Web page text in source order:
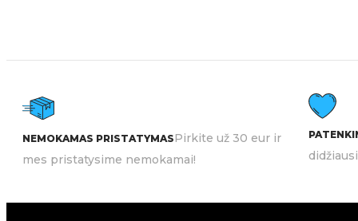
NEMOKAMAS PRISTATYMASPirkite už 30 eur ir
mes pristatysime nemokamai!